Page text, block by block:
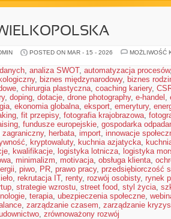
POSTED ON MAR - 15 - 2026
MOŻLIWOŚĆ
, analiza SWOT, automatyzacja procesów
, biznes międzynarodowy, biznes
, chirurgia plastyczna, coaching kariery,
, doping, dotacje, drone photography, e-handel ,
, ekonomia globalna, eksport, emerytury,
, fit przepisy, fotografia krajobrazowa,
, fundusze europejskie, gospodarka
zagraniczny, herbata, import, innowacje
, kryptowaluty, kuchnia azjatycka,
, kwalifikacje, logistyka lotnicza, logistyka
, minimalizm, motivacja, obsługa klienta,
, piwo, PR, prawo pracy, przedsiębiorczość
, rekrutacja IT, renty, rozwój osobisty, rynek
, strategie wzrostu, street food, styl życia,
, terapia, ubezpieczenia społeczne,
, zarządzanie czasem, zarządzanie
, zrównoważony rozwój